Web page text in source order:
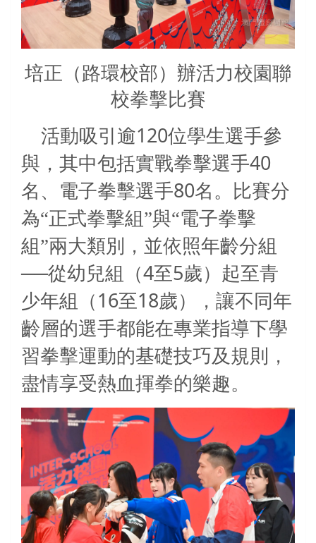
培正（路環校部）辦活力校園聯
校拳擊比賽
活動吸引逾120位學生選手參
與，其中包括實戰拳擊選手40
名、電子拳擊選手80名。比賽分
為“正式拳擊組”與“電子拳擊
組”兩大類別，並依照年齡分組
──從幼兒組（4至5歲）起至青
少年組（ 16至18歲），讓不同年
齡層的選手都能在專業指導下學
習拳擊運動的基礎技巧及規則，
盡情享受熱血揮拳的樂趣。